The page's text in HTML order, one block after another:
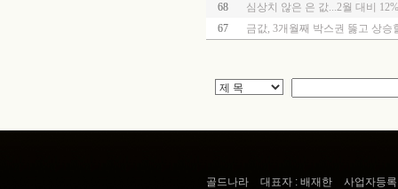
68
심상치 않은 은 값...2월 대비
67
금값, 3개월째 박스권 뚫고 상승
골드나라 대표자 : 배재한
사업자등